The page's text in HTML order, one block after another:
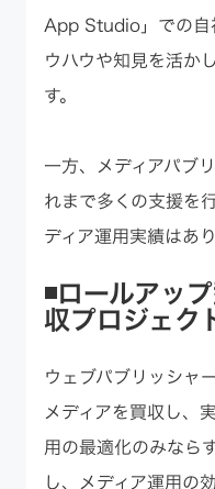
App Studio」での自
ウハウや知見を活か
す。
一方、メディアパブ
れまで多くの支援を
ディア運用実績はあ
◾️ロールアッ
収プロジェク
ウェブパブリッシャ
メディアを買収し、
用の最適化のみなら
し、メディア運用の